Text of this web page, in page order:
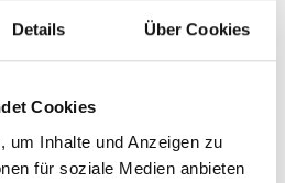
Details Über Cookies
Cookies
um Inhalte und Anzeigen zu
für soziale Medien anbieten
Stadtgeschichte